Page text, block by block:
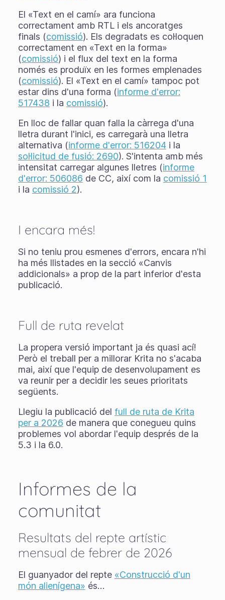
El «Text en el camí» ara funciona
correctament amb RTL i els ancoratges
finals (comissió). Els degradats es col·loquen
correctament en «Text en la forma»
(comissió) i el flux del text en la forma
només es produïx en les formes emplenades
(comissió). El «Text en el camí» tampoc pot
estar dins d'una forma (informe d'error:
517438 i la comissió).
En lloc de fallar quan falla la càrrega d'una
lletra durant l'inici, es carregarà una lletra
alternativa (informe d'error: 516204 i la
sol·licitud de fusió: 2690). S'intenta amb més
intensitat carregar algunes lletres (informe
d'error: 506086 de CC, així com la comissió 1
i la comissió 2).
I encara més!
Si no teniu prou esmenes d'errors, encara n'hi
ha més llistades en la secció «Canvis
addicionals» a prop de la part inferior d'esta
publicació.
Full de ruta revelat
La propera versió important ja és quasi ací!
Però el treball per a millorar Krita no s'acaba
mai, així que l'equip de desenvolupament es
va reunir per a decidir les seues prioritats
següents.
Llegiu la publicació del full de ruta de Krita
per a 2026 de manera que conegueu quins
problemes vol abordar l'equip després de la
5.3 i la 6.0.
Informes de la
comunitat
Resultats del repte artístic
mensual de febrer de 2026
El guanyador del repte «Construcció d'un
món alienígena» és…